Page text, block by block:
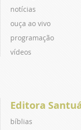
notícias
ouça ao vivo
programação
vídeos
Editora
bíblias